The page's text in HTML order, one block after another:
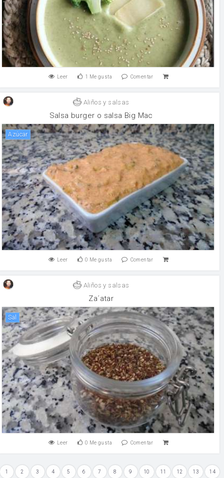
Leer 1 Me gusta Comentar
Aliños y salsas
Salsa burger o salsa Big Mac
Azúcar
Leer 0 Me gusta Comentar
Aliños y salsas
Za´atar
sal
Leer 0 Me gusta Comentar
1 2 3 4 5 6 7 8 9 10 11 12 13 14